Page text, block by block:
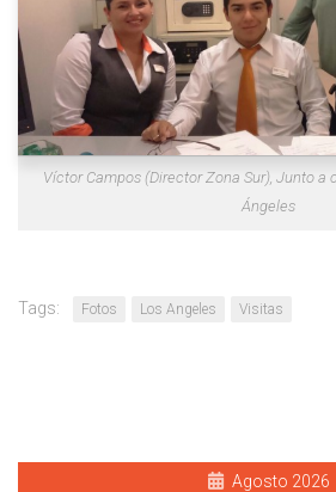
Víctor Campos (Director Zona Sur), Junto a
Ángeles
Tags: Fotos Los Angeles Visitas
Agosto 2026